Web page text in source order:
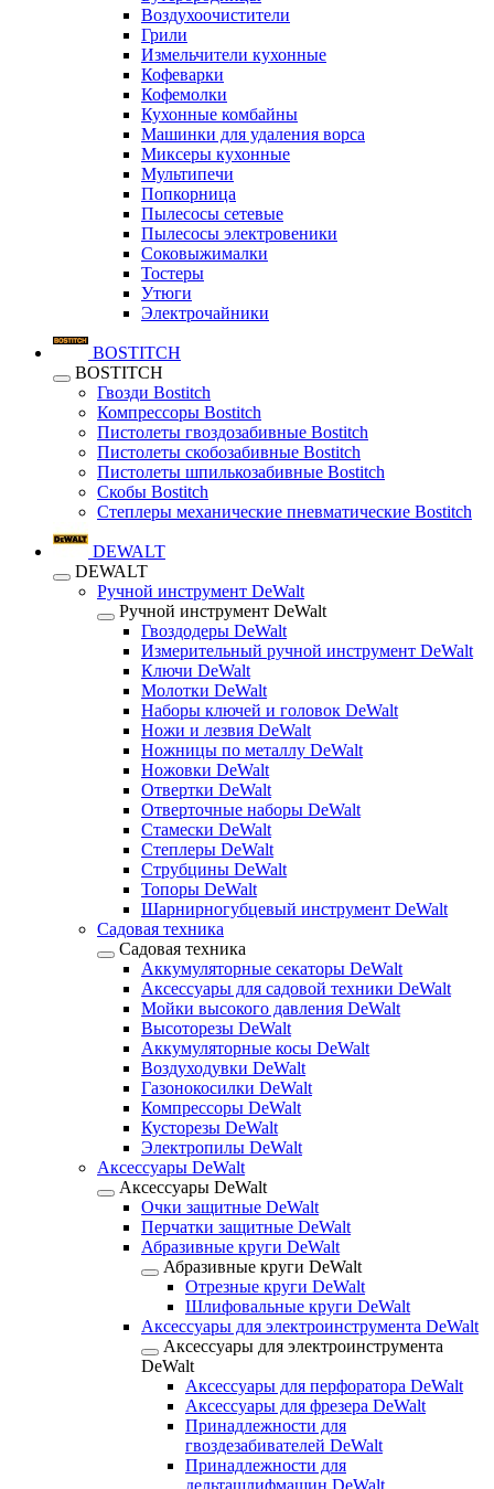
Воздухоочистители
Грили
Измельчители кухонные
Кофеварки
Кофемолки
Кухонные комбайны
Машинки для удаления ворса
Миксеры кухонные
Мультипечи
Попкорница
Пылесосы сетевые
Пылесосы электровеники
Соковыжималки
Тостеры
Утюги
Электрочайники
BOSTITCH
BOSTITCH
Гвозди Bostitch
Компрессоры Bostitch
Пистолеты гвоздозабивные Bostitch
Пистолеты скобозабивные Bostitch
Пистолеты шпилькозабивные Bostitch
Скобы Bostitch
Степлеры механические пневматические Bostitch
DEWALT
DEWALT
Ручной инструмент DeWalt
Ручной инструмент DeWalt
Гвоздодеры DeWalt
Измерительный ручной инструмент DeWalt
Ключи DeWalt
Молотки DeWalt
Наборы ключей и головок DeWalt
Ножи и лезвия DeWalt
Ножницы по металлу DeWalt
Ножовки DeWalt
Отвертки DeWalt
Отверточные наборы DeWalt
Стамески DeWalt
Степлеры DeWalt
Струбцины DeWalt
Топоры DeWalt
Шарнирногубцевый инструмент DeWalt
Садовая техника
Садовая техника
Аккумуляторные секаторы DeWalt
Аксессуары для садовой техники DeWalt
Мойки высокого давления DeWalt
Высоторезы DeWalt
Аккумуляторные косы DeWalt
Воздуходувки DeWalt
Газонокосилки DeWalt
Компрессоры DeWalt
Кусторезы DeWalt
Электропилы DeWalt
Аксессуары DeWalt
Аксессуары DeWalt
Очки защитные DeWalt
Перчатки защитные DeWalt
Абразивные круги DeWalt
Абразивные круги DeWalt
Отрезные круги DeWalt
Шлифовальные круги DeWalt
Аксессуары для электроинструмента DeWalt
Аксессуары для электроинструмента
DeWalt
Аксессуары для перфоратора DeWalt
Аксессуары для фрезера DeWalt
Принадлежности для
гвоздезабивателей DeWalt
Принадлежности для
дельташлифмашин DeWalt